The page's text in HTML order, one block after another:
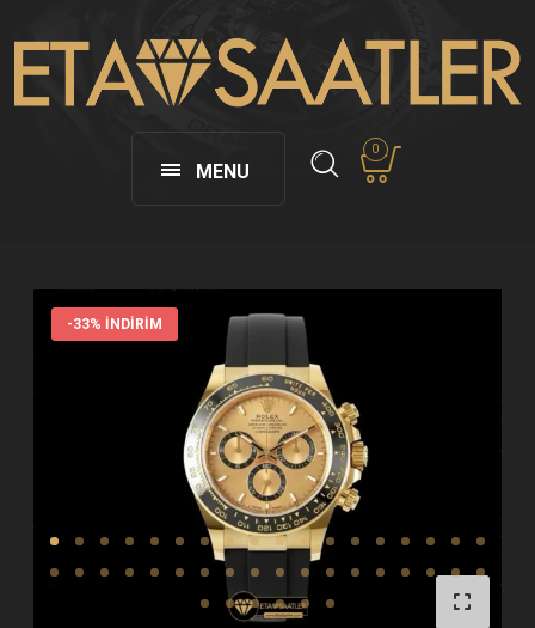
MENU
0
-33% İNDIRIM